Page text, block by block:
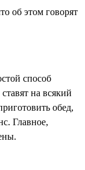
об этом говорят
способ
на всякий
обед,
Главное,